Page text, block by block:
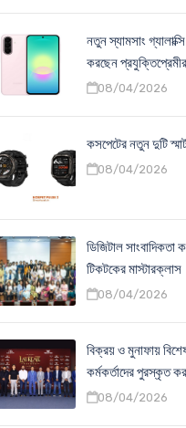
নতুন স্যামসাং
করছেন
08/04/2026
কসপেটের নতুন দুটি
08/04/2026
ডিজিটাল
টিকটকের মাস্টারক্লাস
08/04/2026
বিক্রয় ও মুনাফায়
কর্মকর্তাদের পুরস্কৃত
08/04/2026